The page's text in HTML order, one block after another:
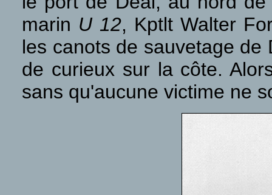
marin U 12, Kptlt Walter
les canots de sauvetage
de curieux sur la côte.
sans qu'aucune victime ne